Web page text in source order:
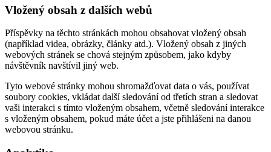
Vložený obsah z dalších webů
Příspěvky na těchto stránkách mohou obsahovat vložený obsah
(například videa, obrázky, články atd.). Vložený obsah z jiných
webových stránek se chová stejným způsobem, jako kdyby
návštěvník navštívil jiný web.
Tyto webové stránky mohou shromažďovat data o vás, používat
soubory cookies, vkládat další sledování od třetích stran a sledovat
vaši interakci s tímto vloženým obsahem, včetně sledování interakce
s vloženým obsahem, pokud máte účet a jste přihlášeni na danou
webovou stránku.